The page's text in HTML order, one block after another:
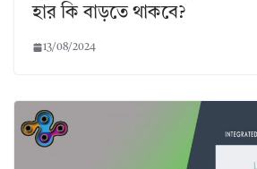
হার কি বাড়তে থাকবে?
13/08/2024